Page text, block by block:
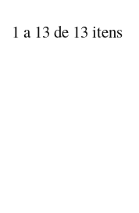
1 a 13 de 13 itens